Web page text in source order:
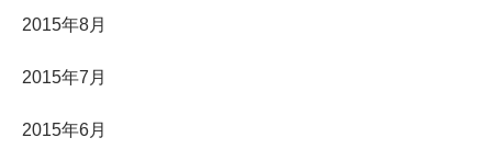
2015年8月
2015年7月
2015年6月